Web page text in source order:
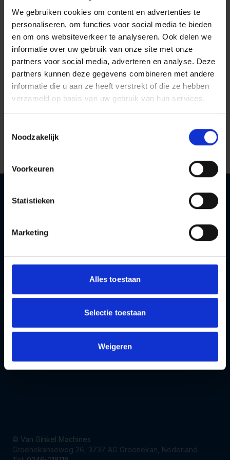
We gebruiken cookies om content en advertenties te
personaliseren, om functies voor social media te bieden
en om ons websiteverkeer te analyseren. Ook delen we
informatie over uw gebruik van onze site met onze
partners voor social media, adverteren en analyse. Deze
partners kunnen deze gegevens combineren met andere
informatie die u aan ze heeft verstrekt of die ze hebben
verzameld op basis van uw gebruik van hun services.
Noodzakelijk
Voorkeuren
Statistieken
Marketing
Alles toestaan
Selectie toestaan
Weigeren
optimale inzetbaarheid.
Wij wensen jullie veel werkplezier!
Met dank aan onze dealer: Voets Tractoren en
Werktuigen!
Naar nieuws
Media
Nieuws
Volg ons op Facebook
Volg ons op Instagram
© Van Ginkel Machines
Groenekanseweg 26, 3737 AG Groenekan, Nederland